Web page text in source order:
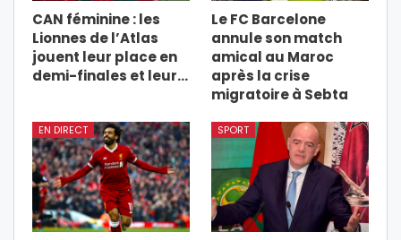
CAN féminine : les
Lionnes de l’Atlas
jouent leur place en
demi-finales et leur…
Le FC Barcelone
annule son match
amical au Maroc
après la crise
migratoire à Sebta
EN DIRECT SPORT